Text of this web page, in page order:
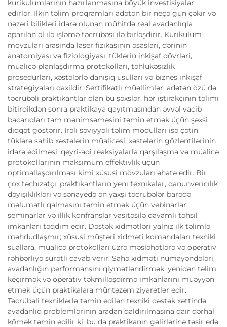
kurikulumlarının hazırlanmasına böyük investisiyalar
edirlər. İlkin təlim proqramları adətən bir neçə gün çəkir və
nəzəri bilikləri idarə olunan mühitdə real avadanlıqla
aparılan əl ilə işləmə təcrübəsi ilə birləşdirir. Kurikulum
mövzuları arasında laser fizikasının əsasları, dərinin
anatomiyası və fiziologiyası, tüklərin inkişaf dövrləri,
müalicə planlaşdırma protokolları, təhlükəsizlik
prosedurları, xəstələrlə danışıq üsulları və biznes inkişaf
strategiyaları daxildir. Sertifikatlı müəllimlər, adətən özü də
təcrübəli praktikantlar olan bu şəxslər, hər iştirakçının təlimi
bitirdikdən sonra praktikaya qayıtmasından əvvəl vacib
bacarıqları tam mənimsəməsini təmin etmək üçün şəxsi
diqqət göstərir. İrəli səviyyəli təlim modulları isə çətin
tüklərə sahib xəstələrin müalicəsi, xəstələrin gözləntilərinin
idarə edilməsi, qeyri-adi reaksiyalarla qarşılaşma və müalicə
protokollarının maksimum effektivlik üçün
optimallaşdırılması kimi xüsusi mövzuları əhatə edir. Bir
çox təchizatçı, praktikantların yeni texnikalar, qanunvericilik
dəyişiklikləri və sənayedə ən yaxşı təcrübələr barədə
məlumatlı qalmasını təmin etmək üçün vebinarlar,
seminarlar və illik konfranslar vasitəsilə davamlı təhsil
imkanları təqdim edir. Dəstək xidmətləri yalnız ilk təlimlə
məhdudlaşmır; xüsusi müştəri xidməti komandaları texniki
suallara, müalicə protokolları üzrə məsləhətlərə və operativ
rəhbərliyə sürətli cavab verir. Sahə xidməti nümayəndələri,
avadanlığın performansını qiymətləndirmək, yenidən təlim
keçirmək və operativ təkmilləşdirmə imkanlarını müəyyən
etmək üçün praktikalara müntəzəm ziyarətlər edir.
Təcrübəli texniklərlə təmin edilən texniki dəstək xəttində
avadanlıq problemlərinin aradan qaldırılmasına dair dərhal
kömək təmin edilir ki, bu da praktikanın gəlirlərinə təsir edə